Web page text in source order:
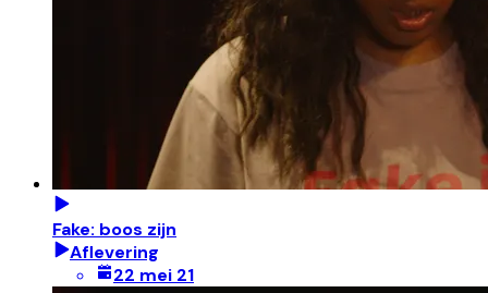
Fake: boos zijn
Aflevering
22 mei 21